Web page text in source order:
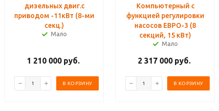
дизельных двиг.с
приводом -11кВт (8-ми
секц.)
Мало
1 210 000 руб.
В КОРЗИНУ
Компьютерный с
функцией регулировки
насосов ЕВРО-3 (8
секций, 15 кВт)
Мало
2 317 000 руб.
В КОРЗИНУ